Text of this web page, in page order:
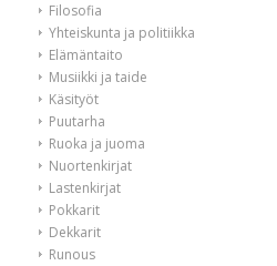
Filosofia
Yhteiskunta ja politiikka
Elämäntaito
Musiikki ja taide
Käsityöt
Puutarha
Ruoka ja juoma
Nuortenkirjat
Lastenkirjat
Pokkarit
Dekkarit
Runous